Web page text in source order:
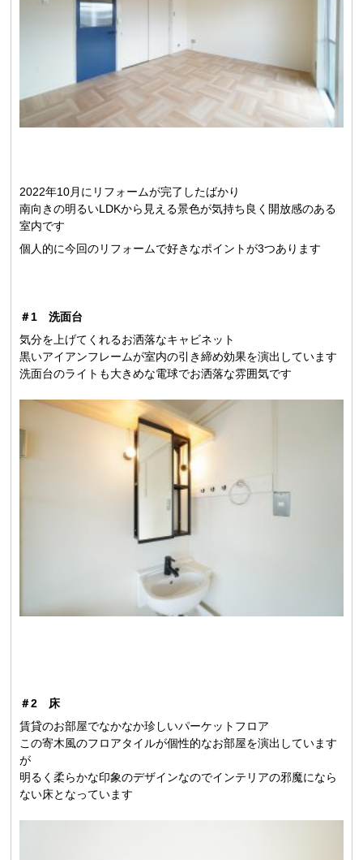
2022年10月にリフォームが完了したばかり
南向きの明るいLDKから見える景色が気持ち良く開放感のある
室内です
個人的に今回のリフォームで好きなポイントが3つあります
＃1 洗面台
気分を上げてくれるお洒落なキャビネット
黒いアイアンフレームが室内の引き締め効果を演出しています
洗面台のライトも大きめな電球でお洒落な雰囲気です
＃2 床
賃貸のお部屋でなかなか珍しいパーケットフロア
この寄木風のフロアタイルが個性的なお部屋を演出しています
が
明るく柔らかな印象のデザインなのでインテリアの邪魔になら
ない床となっています